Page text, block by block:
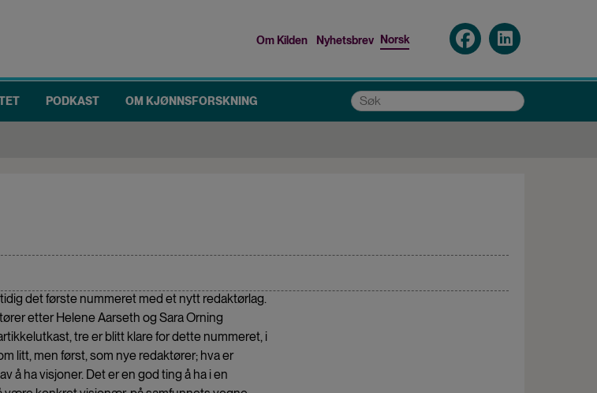
menu
Om Kilden Nyhetsbrev Norsk
PODKAST OM KJØNNSFORSKNING Søk
det første nummeret med et nytt redaktørlag.
etter Helene Aarseth og Sara Orning
tre er blitt klare for dette nummeret, i
litt, men først, som nye redaktører; hva er
å ha visjoner. Det er en god ting å ha i en